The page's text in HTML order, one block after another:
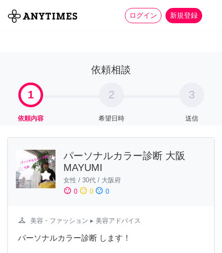
ログイン 新規登録
全て 家事 more_horiz
依頼相談
1
依頼内容
2
希望日時
3
送信
パーソナルカラー診断 大阪
MAYUMI
女性 / 30代 / 大阪府
sentiment_satisfied 0 sentiment_neutral 0 sentiment_dissatisfied 0
checkroom 美容・ファッション ▸ 美容アドバイス
パーソナルカラー診断 します！